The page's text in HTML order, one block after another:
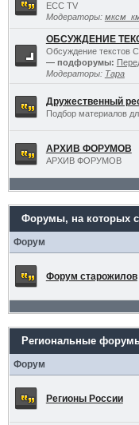
ECC TV
Модераторы:
ОБСУЖДЕНИЕ
Обсуждение текстов
— подфорумы:
Модераторы: Тара
Дружественный
Подбор материалов
АРХИВ ФОРУМОВ
АРХИВ ФОРУМОВ
Форумы, на которых
Форум
Форум старожилов
Региональные
Форум
Регионы России